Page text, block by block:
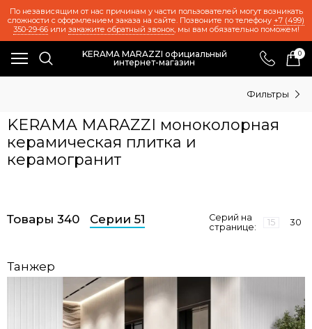
По независящим от нас причинам у части пользователей могут возникать
сложности с оформлением заказа на сайте. Позвоните по телефону +7 (499)
350-29-66или закажите обратный звонок, мы вам обязательно поможем!
KERAMA MARAZZI официальный
интернет-магазин
0
Фильтры
KERAMA MARAZZI моноколорная
керамическая плитка и
керамогранит
Товары 340 Серии 51
Серий на
странице:
15 30
Танжер